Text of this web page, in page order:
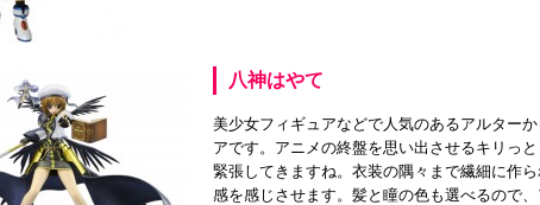
八神はやて
美少女フィギュアなどで人気のあるアルター
アです。アニメの終盤を思い出させるキリっ
緊張してきますね。衣装の隅々まで繊細に作
感を感じさせます。髪と瞳の色も選べるので